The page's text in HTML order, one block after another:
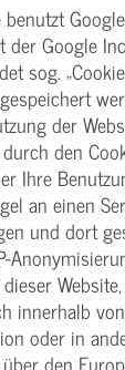
Google
sog.
der
den
Ihre
an einen
und dort
innerhalb
oder in